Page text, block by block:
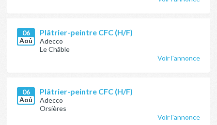
06
Aoû
Plâtrier-peintre CFC (H/F)
Adecco
Le Châble
Voir l'annonce
06
Aoû
Plâtrier-peintre CFC (H/F)
Adecco
Orsières
Voir l'annonce